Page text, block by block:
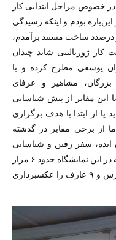
در خصوص مراحل ابتدایی کار
بودم و اینکه رسیدگی
درصدد ساخت مستند برآمدم،
ژورنالیتی شاید چندان
یوسفی مطرح کرده و با
مشاهیر و عرفای
این مقابر از پیش شناسایی
از ابتدا با هدف برگزاری
از برخی مقابر در گذشته
سفر رفتن و شناسایی
مزار، مقابر بزرگان و عرفا را آغاز کردیم که در این نمایشگاه حدود ۶ مزار
در استان‌های خراسان، کرمان، قزوین، فارس و ۹ عارف را عکسبرداری